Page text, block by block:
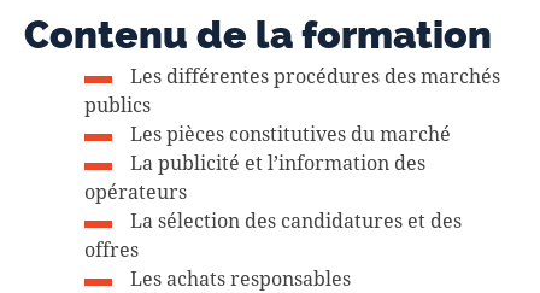
Contenu de la formation
Les différentes procédures des marchés
publics
Les pièces constitutives du marché
La publicité et l’information des
opérateurs
La sélection des candidatures et des
offres
Les achats responsables